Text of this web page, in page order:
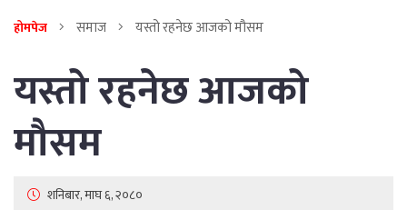
होमपेज समाज यस्तो रहनेछ आजको मौसम
यस्तो रहनेछ आजको
मौसम
शनिबार, माघ ६, २०८०